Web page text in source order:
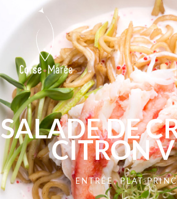
SALADE DE
CITRON
ENTRÉE,PLAT